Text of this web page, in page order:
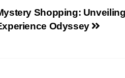
Shopping:
Odyssey